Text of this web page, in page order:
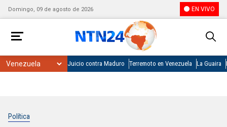
Domingo, 09 de agosto de 2026 EN VIVO
Juicio contra Maduro Terremoto en Venezuela La Guaira
Política